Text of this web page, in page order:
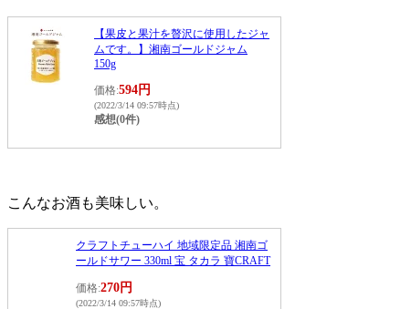
【果皮と果汁を贅沢に使用したジャ
ムです。】湘南ゴールドジャム
150g
価格:594円
(2022/3/14 09:57時点)
感想(0件)
こんなお酒も美味しい。
クラフトチューハイ 地域限定品 湘南ゴ
ールドサワー 330ml 宝 タカラ 寶CRAFT
価格:270円
(2022/3/14 09:57時点)